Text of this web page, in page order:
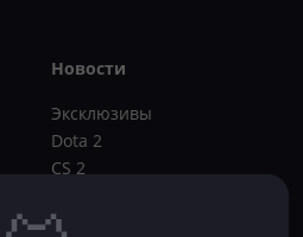
Новости
Эксклюзивы
Dota 2
CS 2